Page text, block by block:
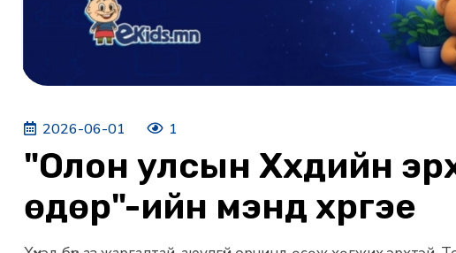
2026-06-01 1
"Олон улсын Хүүхдийн
өдөр"-ийн мэнд хүргэе